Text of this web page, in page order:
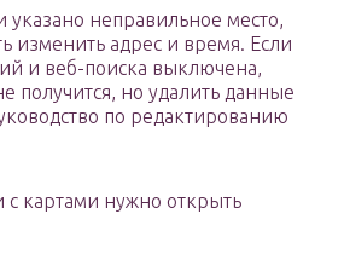
неправильное место,
изменить адрес и время. Если
и веб-поиска выключена,
получится, но удалить данные
по редактированию
картами нужно открыть